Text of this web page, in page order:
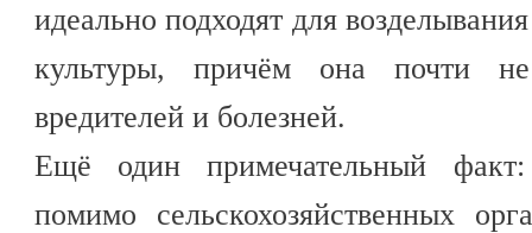
идеально подходят для
культуры, причём она почти
вредителей и болезней.
Ещё один примечательный
помимо сельскохозяйственных